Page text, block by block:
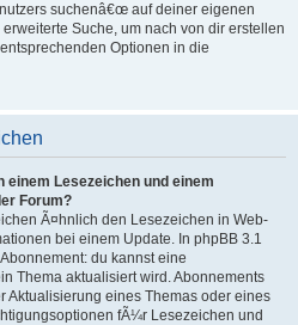
suchenâ€œ auf deiner eigenen
Suche, um nach von dir erstellen
Optionen in die
Lesezeichen und einem
Forum?
Ã¤hnlich den Lesezeichen in Web-
bei einem Update. In phpBB 3.1
du kannst eine
Thema aktualisiert wird. Abonnements
Aktualisierung eines Themas oder eines
fÃ¼r Lesezeichen und